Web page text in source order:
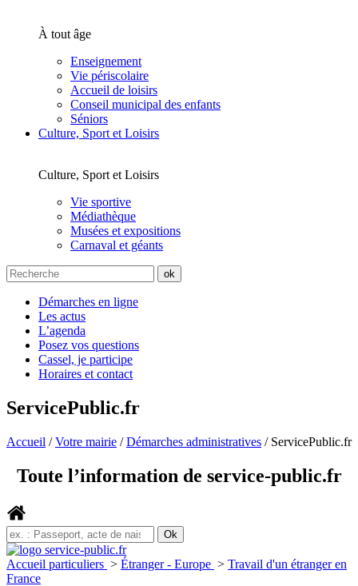
À tout âge
Enseignement
Vie périscolaire
Accueil de loisirs
Conseil municipal des enfants
Séniors
Culture, Sport et Loisirs
Culture, Sport et Loisirs
Vie sportive
Médiathèque
Musées et expositions
Carnaval et géants
Démarches en ligne
Les actus
L’agenda
Posez vos questions
Cassel, je participe
Horaires et contact
ServicePublic.fr
Accueil /Votre mairie /Démarches administratives / ServicePublic.fr
Toute l’information de service-public.fr
Accueil particuliers > Étranger - Europe > Travail d'un étranger en
France